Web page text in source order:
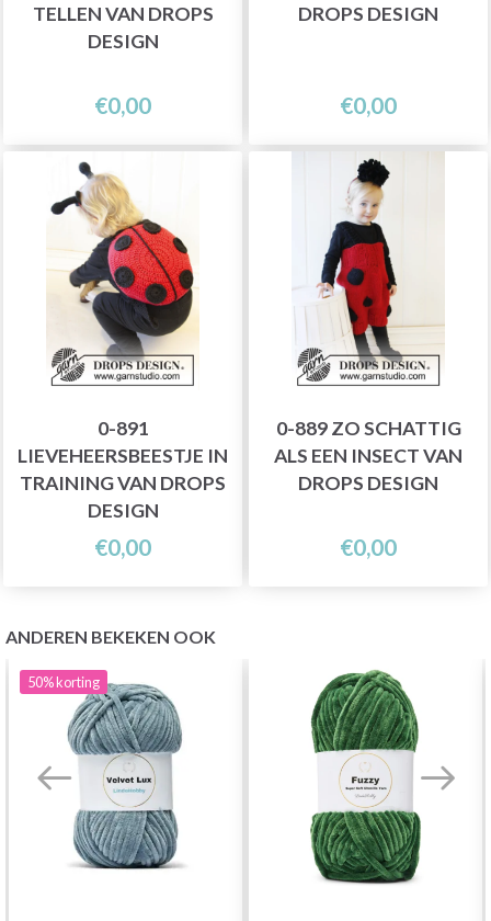
TELLEN VAN DROPS
DESIGN
€0,00
DROPS DESIGN
€0,00
0-891
LIEVEHEERSBEESTJE IN
TRAINING VAN DROPS
DESIGN
€0,00
0-889 ZO SCHATTIG
ALS EEN INSECT VAN
DROPS DESIGN
€0,00
ANDEREN BEKEKEN OOK
50%korting